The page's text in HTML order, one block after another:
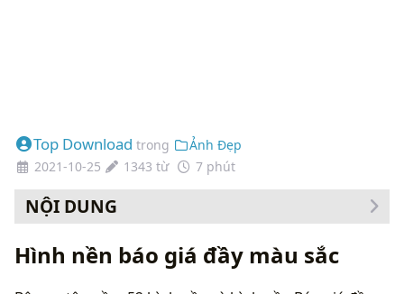
Top Download trong
Ảnh Đẹp
2021-10-25
1343 từ 7 phút
NỘI DUNG
Hình nền báo giá đầy màu sắc